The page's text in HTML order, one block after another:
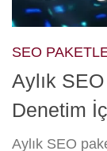
SEO
Aylık
Denetim
Aylık SEO